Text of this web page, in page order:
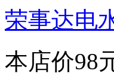
荣事达电
本店价98